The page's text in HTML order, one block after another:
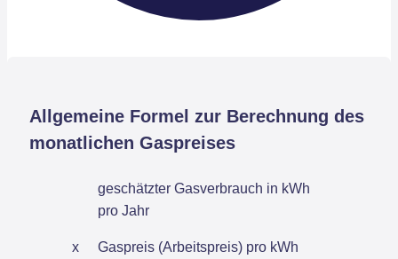
Allgemeine Formel zur Berechnung des
monatlichen Gaspreises
geschätzter Gasverbrauch in kWh
pro Jahr
x Gaspreis (Arbeitspreis) pro kWh